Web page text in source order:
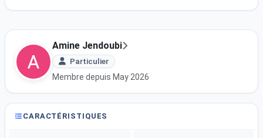
Amine Jendoubi
Particulier
Membre depuis May 2026
CARACTÉRISTIQUES